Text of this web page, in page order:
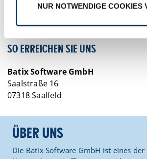
NUR NOTWENDIGE COOKIES
Zukunftsfestival Halle: Kooperation
SO ERREICHEN SIE UNS
Batix Software GmbH
Saalstraße 16
07318 Saalfeld
ÜBER UNS
Die Batix Software GmbH ist eines